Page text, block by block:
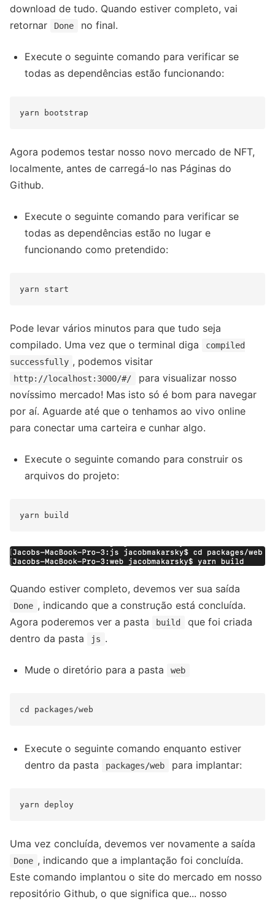
download de tudo. Quando estiver completo, vai
retornar
Done no final.
Execute o seguinte comando para verificar se
todas as dependências estão funcionando:
Agora podemos testar nosso novo mercado de NFT,
localmente, antes de carregá-lo nas Páginas do
Github.
Execute o seguinte comando para verificar se
todas as dependências estão no lugar e
funcionando como pretendido:
Pode levar vários minutos para que tudo seja
compilado. Uma vez que o terminal diga
compiled
successfully , podemos visitar
http://localhost:3000/#/
para visualizar nosso
novíssimo mercado! Mas isto só é bom para navegar
por aí. Aguarde até que o tenhamos ao vivo online
para conectar uma carteira e cunhar algo.
Execute o seguinte comando para construir os
arquivos do projeto:
Quando estiver completo, devemos ver sua saída
Done , indicando que a construção está concluída.
Agora poderemos ver a pasta
build
que foi criada
dentro da pasta
js .
Mude o diretório para a pasta web
Execute o seguinte comando enquanto estiver
dentro da pasta
packages/web para implantar:
Uma vez concluída, devemos ver novamente a saída
Done , indicando que a implantação foi concluída.
Este comando implantou o site do mercado em nosso
repositório Github, o que significa que... nosso